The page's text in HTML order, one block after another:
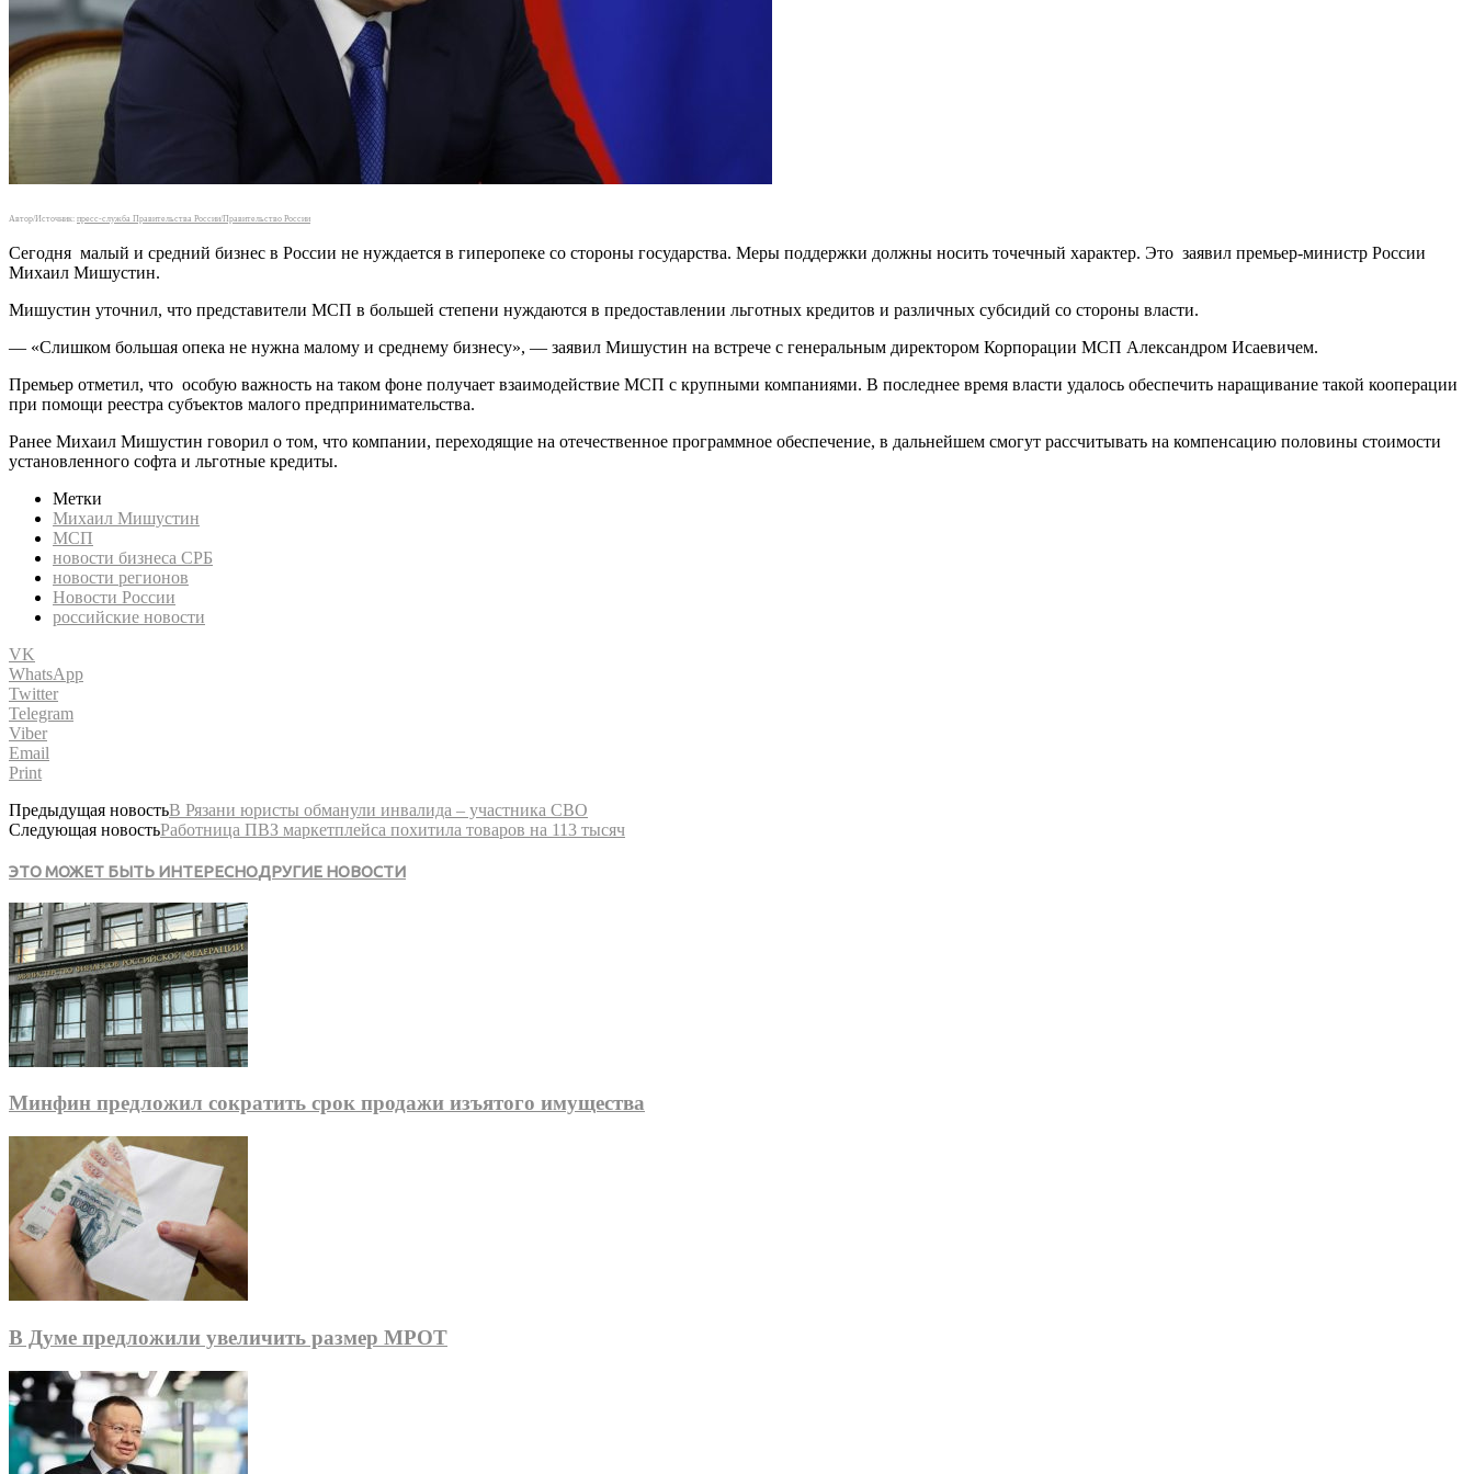
Автор/Источник: пресс-служба Правительства России/Правительство России
Сегодня малый и средний бизнес в России не нуждается в гиперопеке со стороны государства. Меры поддержки должны носить точечный характер. Это заявил премьер-министр России
Михаил Мишустин.
Мишустин уточнил, что представители МСП в большей степени нуждаются в предоставлении льготных кредитов и различных субсидий со стороны власти.
— «Слишком большая опека не нужна малому и среднему бизнесу», — заявил Мишустин на встрече с генеральным директором Корпорации МСП Александром Исаевичем.
Премьер отметил, что особую важность на таком фоне получает взаимодействие МСП с крупными компаниями. В последнее время власти удалось обеспечить наращивание такой кооперации
при помощи реестра субъектов малого предпринимательства.
Ранее Михаил Мишустин говорил о том, что компании, переходящие на отечественное программное обеспечение, в дальнейшем смогут рассчитывать на компенсацию половины стоимости
установленного софта и льготные кредиты.
Метки
Михаил Мишустин
МСП
новости бизнеса СРБ
новости регионов
Новости России
российские новости
VK
WhatsApp
Twitter
Telegram
Viber
Email
Print
Предыдущая новостьВ Рязани юристы обманули инвалида – участника СВО
Следующая новостьРаботница ПВЗ маркетплейса похитила товаров на 113 тысяч
ЭТО МОЖЕТ БЫТЬ ИНТЕРЕСНОДРУГИЕ НОВОСТИ
Минфин предложил сократить срок продажи изъятого имущества
В Думе предложили увеличить размер МРОТ